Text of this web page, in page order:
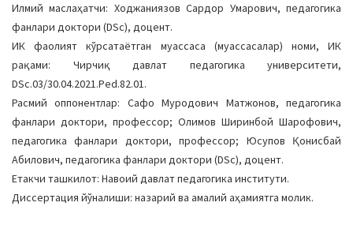
Илмий маслаҳатчи: Ходжаниязов Сардор Умарович, педагогика
фанлари доктори (DSc), доцент.
ИК фаолият кўрсатаётган муассаса (муассасалар) номи, ИК
рақами: Чирчиқ давлат педагогика университети,
DSc.03/30.04.2021.Ped.82.01.
Расмий оппонентлар: Сафо Муродович Матжонов, педагогика
фанлари доктори, профессор; Олимов Ширинбой Шарофович,
педагогика фанлари доктори, профессор; Юсупов Қонисбай
Абилович, педагогика фанлари доктори (DSc), доцент.
Етакчи ташкилот: Навоий давлат педагогика институти.
Диссертация йўналиши: назарий ва амалий аҳамиятга молик.